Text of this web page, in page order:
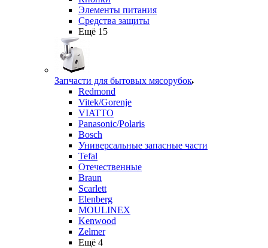
Элементы питания
Средства защиты
Ещё 15
Запчасти для бытовых мясорубок
Redmond
Vitek/Gorenje
VIATTO
Panasonic/Polaris
Bosch
Универсальные запасные части
Tefal
Отечественные
Braun
Scarlett
Elenberg
MOULINEX
Kenwood
Zelmer
Ещё 4